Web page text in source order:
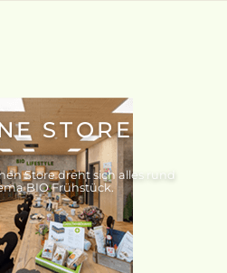
STORE
Store dreht sich alles rund
BIO Frühstück.